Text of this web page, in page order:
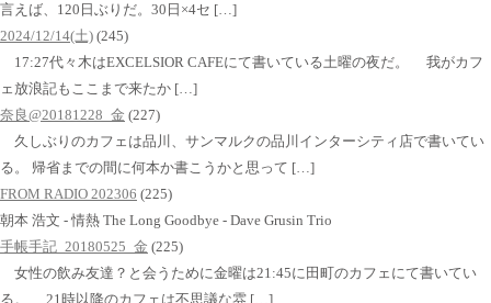
言えば、120日ぶりだ。30日×4セ […]
2024/12/14(土) (245)
17:27代々木はEXCELSIOR CAFEにて書いている土曜の夜だ。 我がカフ
ェ放浪記もここまで来たか […]
奈良@20181228_金 (227)
久しぶりのカフェは品川、サンマルクの品川インターシティ店で書いてい
る。 帰省までの間に何本か書こうかと思って […]
FROM RADIO 202306 (225)
朝本 浩文 - 情熱 The Long Goodbye - Dave Grusin Trio
手帳手記_20180525_金 (225)
女性の飲み友達？と会うために金曜は21:45に田町のカフェにて書いてい
る。 21時以降のカフェは不思議な雰 […]